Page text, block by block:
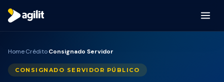
Por que a Agilit
Como funciona
Home·Crédito·Consignado Servidor
CONSIGNADO SERVIDOR PÚBLICO